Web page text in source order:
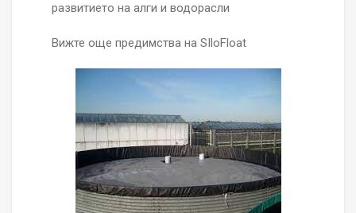
развитието на алги и водорасли
Вижте още предимства на SIloFloat